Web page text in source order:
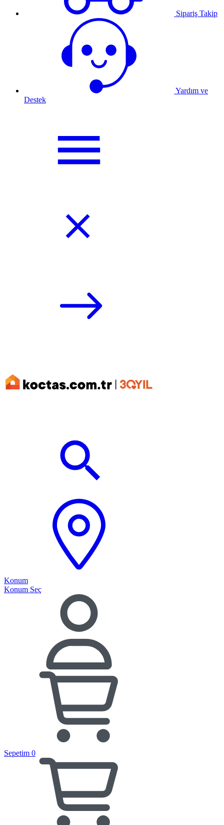
Sipariş Takip
Yardım ve
Destek
Konum
Konum Seç
Sepetim 0